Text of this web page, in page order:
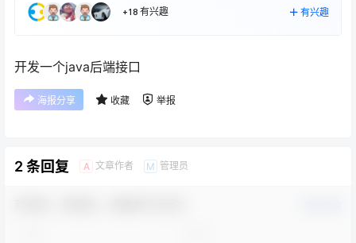
+18 有兴趣 有兴趣
开发一个java后端接口
海报分享 收藏 举报
2 条回复 A 文章作者 M 管理员